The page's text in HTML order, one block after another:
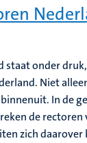
staat onder
Niet
In de
de rectoren
zich